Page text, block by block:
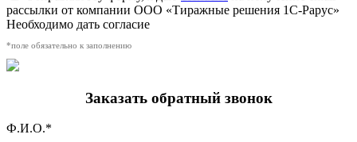
рассылки от компании ООО «Тиражные решения 1С-Рарус»
Необходимо дать согласие
*поле обязательно к заполнению
Заказать обратный звонок
Ф.И.О.*